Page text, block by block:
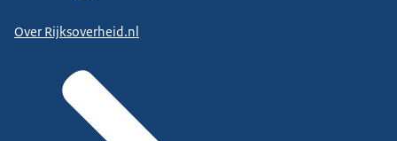
Over Rijksoverheid.nl